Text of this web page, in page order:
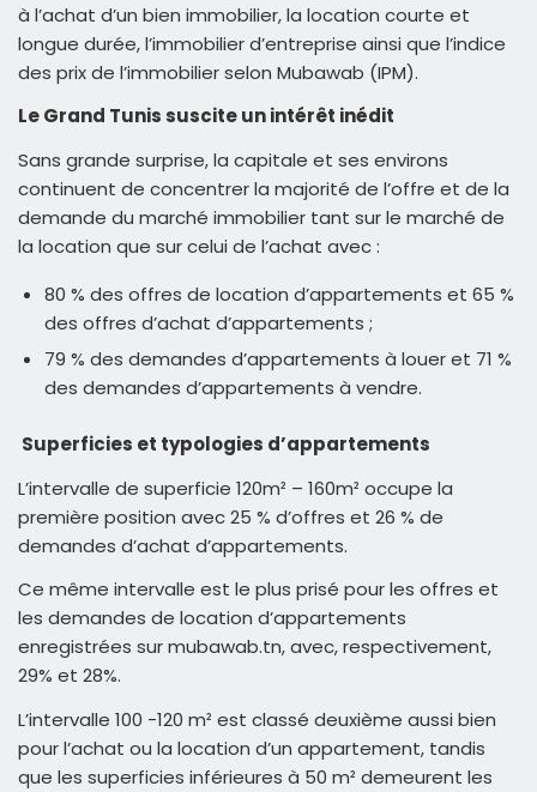
à l’achat d’un bien immobilier, la location courte et
longue durée, l’immobilier d’entreprise ainsi que l’indice
des prix de l’immobilier selon Mubawab (IPM).
Le Grand Tunis suscite un intérêt inédit
Sans grande surprise, la capitale et ses environs
continuent de concentrer la majorité de l’offre et de la
demande du marché immobilier tant sur le marché de
la location que sur celui de l’achat avec :
80 % des offres de location d’appartements et 65 %
des offres d’achat d’appartements ;
79 % des demandes d’appartements à louer et 71 %
des demandes d’appartements à vendre.
Superficies et typologies d’appartements
L’intervalle de superficie 120m² – 160m² occupe la
première position avec 25 % d’offres et 26 % de
demandes d’achat d’appartements.
Ce même intervalle est le plus prisé pour les offres et
les demandes de location d’appartements
enregistrées sur mubawab.tn, avec, respectivement,
29% et 28%.
L’intervalle 100 -120 m² est classé deuxième aussi bien
pour l’achat ou la location d’un appartement, tandis
que les superficies inférieures à 50 m² demeurent les